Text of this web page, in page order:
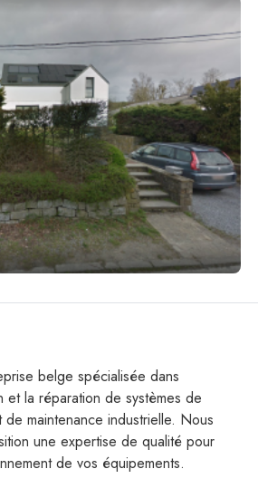
belge spécialisée dans
et la réparation de systèmes de
maintenance industrielle. Nous
une expertise de qualité pour
de vos équipements.